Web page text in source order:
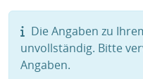
Die Angaben zu
unvollständig. Bitte
Angaben.